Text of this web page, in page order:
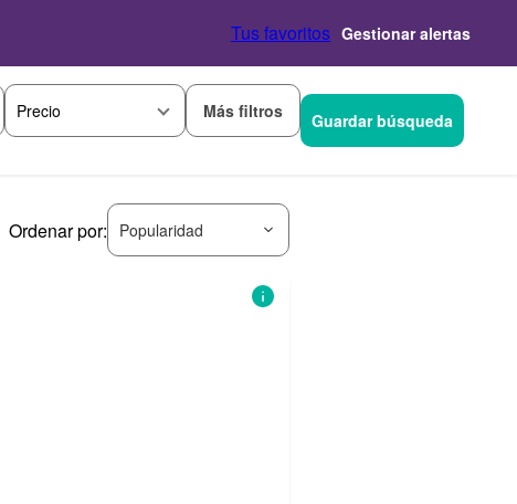
Tus favoritos Gestionar alertas
Precio Más filtros Guardar búsqueda
Ordenar por: Popularidad